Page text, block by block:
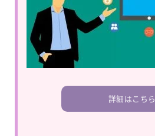
詳細はこちら